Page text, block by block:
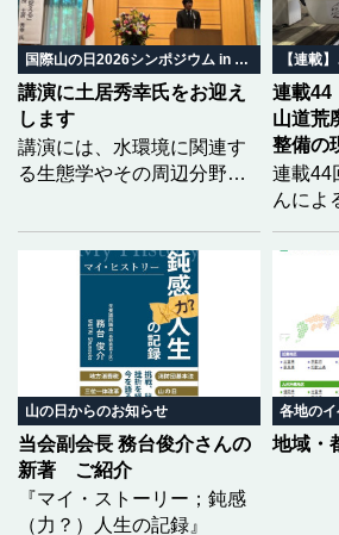
いのち
ちの暮
いくの
らしか
考えま
国際山の日2026シンポジウム in みやぎ
講演に土居秀幸氏をお迎え
します
講演には、水環境に関連す
る生態学やその周辺分野で
された土居秀幸氏（京都大
学大学院情報学研究科教
授）をお迎えし、「どうし
たら生物多様性を『知る』
ことができるのか 〜市民科
学の実践〜」をテーマにご
講演いただく予定です。
【連載
連載
山道荒
整備の
連載44
んによ
なりま
良山
道荒
ただ
それ
よう
のかを
だきま
山の日からのお知らせ
当会副会長 務台俊介さんの
新著 ご紹介
『マイ・ストーリー；鈍感
（力？）人生の記録』
各地のイ
地域・